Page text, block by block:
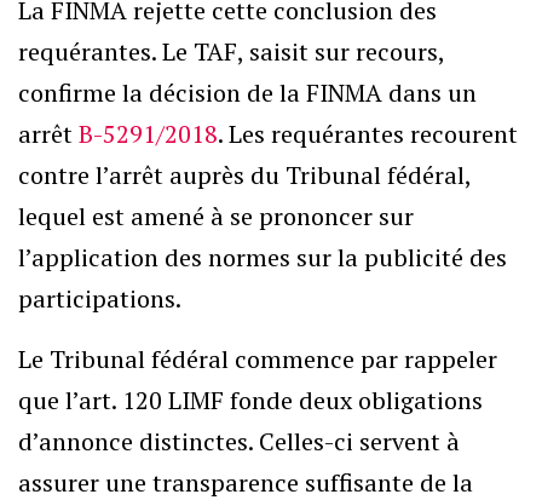
La FINMA rejette cette conclusion des
requérantes. Le TAF, saisit sur recours,
confirme la décision de la FINMA dans un
arrêtB-5291/2018. Les requérantes recourent
contre l’arrêt auprès du Tribunal fédéral,
lequel est amené à se prononcer sur
l’application des normes sur la publicité des
participations.
Le Tribunal fédéral commence par rappeler
que l’art. 120 LIMF fonde deux obligations
d’annonce distinctes. Celles-ci servent à
assurer une transparence suffisante de la